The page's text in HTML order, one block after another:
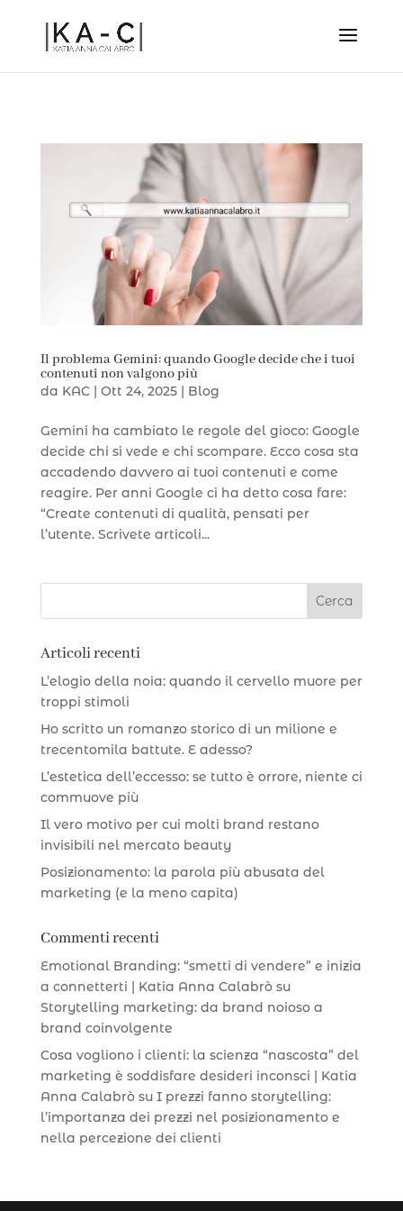
Il problema Gemini: quando Google decide che i tuoi
contenuti non valgono più
da KAC| Ott 24, 2025| Blog
Gemini ha cambiato le regole del gioco: Google
decide chi si vede e chi scompare. Ecco cosa sta
accadendo davvero ai tuoi contenuti e come
reagire. Per anni Google ci ha detto cosa fare:
“Create contenuti di qualità, pensati per
l’utente. Scrivete articoli...
Articoli recenti
L’elogio della noia: quando il cervello muore per
troppi stimoli
Ho scritto un romanzo storico di un milione e
trecentomila battute. E adesso?
L’estetica dell’eccesso: se tutto è orrore, niente ci
commuove più
Il vero motivo per cui molti brand restano
invisibili nel mercato beauty
Posizionamento: la parola più abusata del
marketing (e la meno capita)
Commenti recenti
Emotional Branding: “smetti di vendere” e inizia
a connetterti | Katia Anna Calabròsu
Storytelling marketing: da brand noioso a
brand coinvolgente
Cosa vogliono i clienti: la scienza “nascosta” del
marketing è soddisfare desideri inconsci | Katia
Anna Calabròsu I prezzi fanno storytelling:
l’importanza dei prezzi nel posizionamento e
nella percezione dei clienti